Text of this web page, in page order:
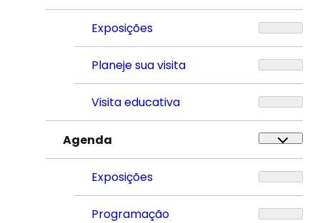
Exposições
Planeje sua visita
Visita educativa
Agenda
Exposições
Programação